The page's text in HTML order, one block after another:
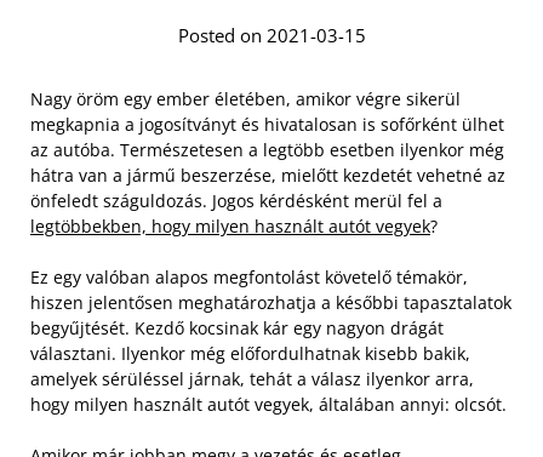
Posted on 2021-03-15
Nagy öröm egy ember életében, amikor végre sikerül
megkapnia a jogosítványt és hivatalosan is sofőrként ülhet
az autóba. Természetesen a legtöbb esetben ilyenkor még
hátra van a jármű beszerzése, mielőtt kezdetét vehetné az
önfeledt száguldozás. Jogos kérdésként merül fel a
legtöbbekben, hogy milyen használt autót vegyek?
Ez egy valóban alapos megfontolást követelő témakör,
hiszen jelentősen meghatározhatja a későbbi tapasztalatok
begyűjtését. Kezdő kocsinak kár egy nagyon drágát
választani. Ilyenkor még előfordulhatnak kisebb bakik,
amelyek sérüléssel járnak, tehát a válasz ilyenkor arra,
hogy milyen használt autót vegyek, általában annyi: olcsót.